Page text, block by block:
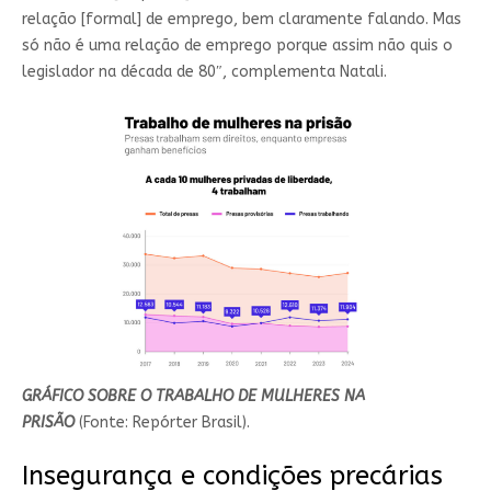
relação [formal] de emprego, bem claramente falando. Mas
só não é uma relação de emprego porque assim não quis o
legislador na década de 80″, complementa Natali.
GRÁFICO SOBRE O TRABALHO DE MULHERES NA
PRISÃO(Fonte: Repórter Brasil).
Insegurança e condições precárias